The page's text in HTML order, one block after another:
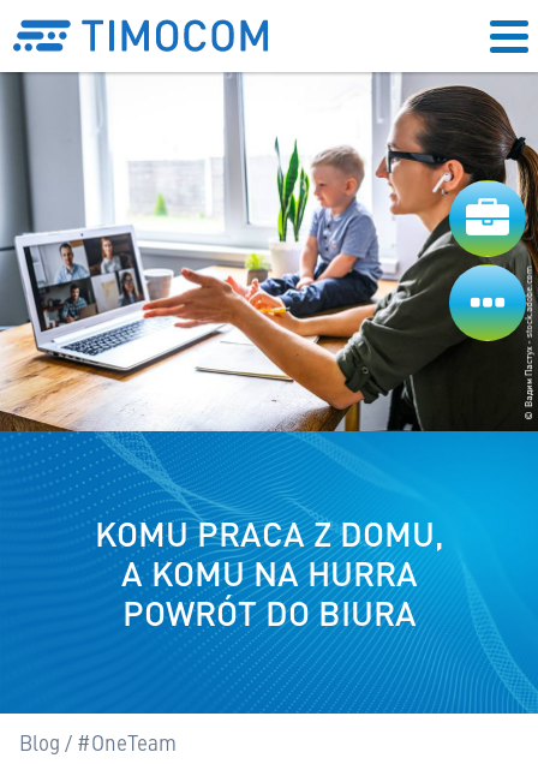
KOMU PRACA Z DOMU,
A KOMU NA HURRA
POWRÓT DO BIURA
Blog
#OneTeam